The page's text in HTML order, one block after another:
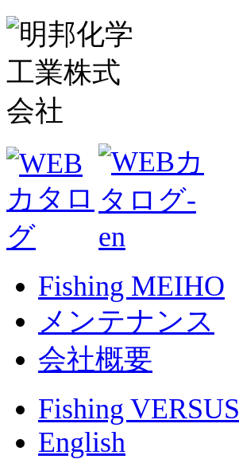
Fishing MEIHO
メンテナンス
会社概要
Fishing VERSUS
English